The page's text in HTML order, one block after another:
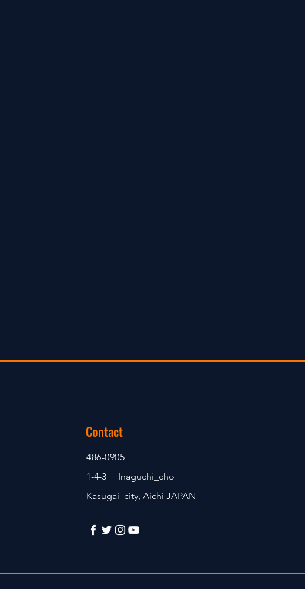
Contact
486-0905
1-4-3 Inaguchi_cho
Kasugai_city, Aichi JAPAN